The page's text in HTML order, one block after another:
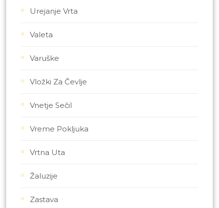
Urejanje Vrta
Valeta
Varuške
Vložki Za Čevlje
Vnetje Sečil
Vreme Pokljuka
Vrtna Uta
Žaluzije
Zastava